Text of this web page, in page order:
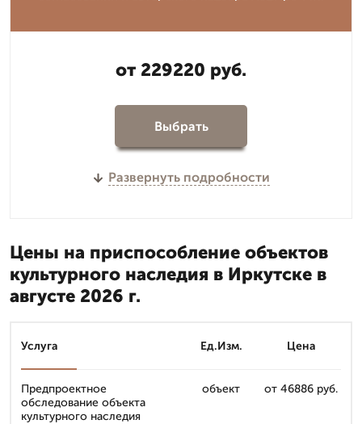
от 229220 руб.
Выбрать
Развернуть подробности
Цены на приспособление объектов
культурного наследия в Иркутске в
августе 2026 г.
Услуга Ед.Изм. Цена
Предпроектное
обследование объекта
культурного наследия
объект от 46886 руб.